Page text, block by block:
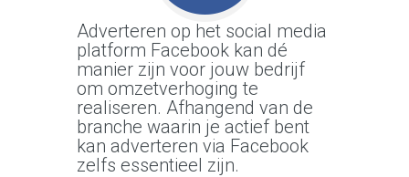
Adverteren op het social media
platform Facebook kan dé
manier zijn voor jouw bedrijf
om omzetverhoging te
realiseren. Afhangend van de
branche waarin je actief bent
kan adverteren via Facebook
zelfs essentieel zijn.